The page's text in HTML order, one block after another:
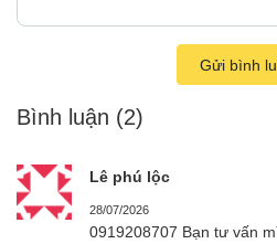
Gửi bình
Bình luận (2)
Lê phú lộc
28/07/2026
0919208707 Bạn tư vấn